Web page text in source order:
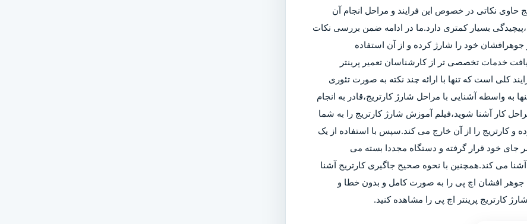
حاوی نکاتی در خصوص این فرایند و مراحل انجام آن
بسیار کمتری دارد.ما در ادامه ضمن بررسی نکات
خود را شارژ کرده و از آن استفاده
خدمات تخصصی تر از کارشناسان تعمیر پرینتر
کلی است که تنها با ارائه چند نکته به صورت تئوری
به واسطه آشنایی با مراحل شارژ کارتریج،قادر به انجام
کار آشنا شوید،فیلم آموزش شارژ کارتریج را به شما
و کارتریج را از آن خارج می کند.سپس با استفاده از یک
جای خود قرار گرفته و دستگاه مجددا بسته می
می کند.همچنین با نحوه صحیح جاگیری کارتریج آشنا
جوهر افشان اچ پی را به صورت کامل و بدون خطا و
کارتریج پرینتر اچ پی را مشاهده کنید.